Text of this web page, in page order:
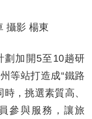
攝影 楊東
加開5至10趟研
等站打造成“鐵路
，挑選素質高、
參與服務，讓旅